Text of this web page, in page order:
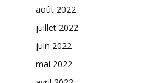
août 2022
juillet 2022
juin 2022
mai 2022